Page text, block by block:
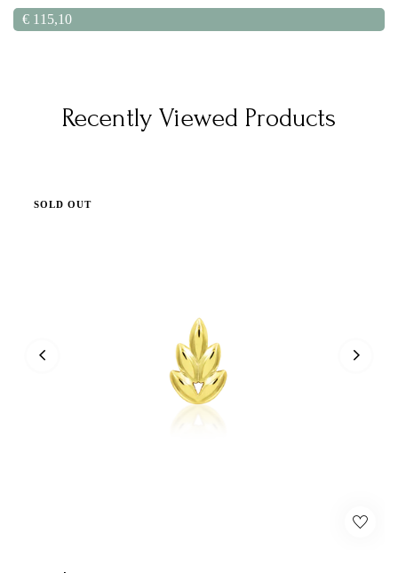
€ 115,10
Recently Viewed Products
SOLD OUT